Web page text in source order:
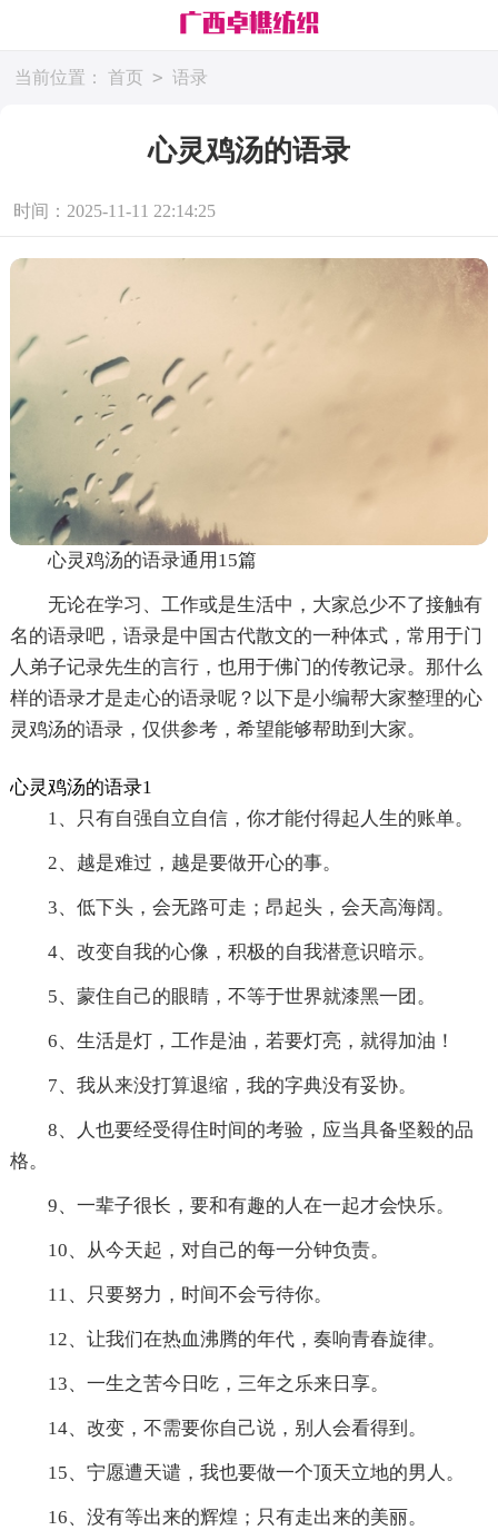
当前位置： 首页 > 语录
心灵鸡汤的语录
时间：2025-11-11 22:14:25
心灵鸡汤的语录通用15篇
无论在学习、工作或是生活中，大家总少不了接触有
名的语录吧，语录是中国古代散文的一种体式，常用于门
人弟子记录先生的言行，也用于佛门的传教记录。那什么
样的语录才是走心的语录呢？以下是小编帮大家整理的心
灵鸡汤的语录，仅供参考，希望能够帮助到大家。
心灵鸡汤的语录1
1、只有自强自立自信，你才能付得起人生的账单。
2、越是难过，越是要做开心的事。
3、低下头，会无路可走；昂起头，会天高海阔。
4、改变自我的心像，积极的自我潜意识暗示。
5、蒙住自己的眼睛，不等于世界就漆黑一团。
6、生活是灯，工作是油，若要灯亮，就得加油！
7、我从来没打算退缩，我的字典没有妥协。
8、人也要经受得住时间的考验，应当具备坚毅的品
格。
9、一辈子很长，要和有趣的人在一起才会快乐。
10、从今天起，对自己的每一分钟负责。
11、只要努力，时间不会亏待你。
12、让我们在热血沸腾的年代，奏响青春旋律。
13、一生之苦今日吃，三年之乐来日享。
14、改变，不需要你自己说，别人会看得到。
15、宁愿遭天谴，我也要做一个顶天立地的男人。
16、没有等出来的辉煌；只有走出来的美丽。